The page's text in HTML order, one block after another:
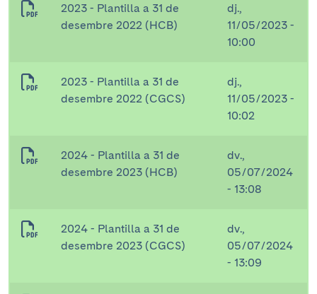
2023 - Plantilla a 31 de
desembre 2022 (HCB)
dj.,
11/05/2023 -
10:00
2023 - Plantilla a 31 de
desembre 2022 (CGCS)
dj.,
11/05/2023 -
10:02
2024 - Plantilla a 31 de
desembre 2023 (HCB)
dv.,
05/07/2024
- 13:08
2024 - Plantilla a 31 de
desembre 2023 (CGCS)
dv.,
05/07/2024
- 13:09